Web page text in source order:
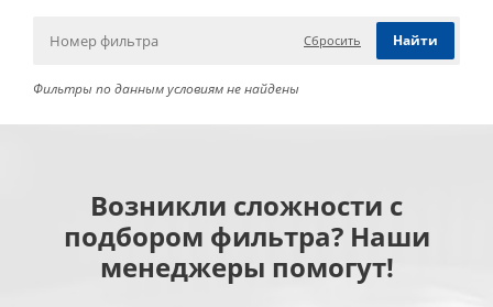
Сбросить
Фильтры по данным условиям не найдены
Возникли сложности с
подбором фильтра? Наши
менеджеры помогут!